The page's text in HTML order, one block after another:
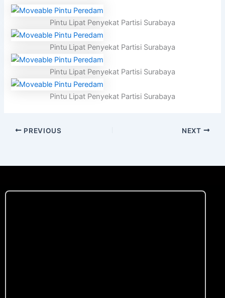
Pintu Lipat Penyekat Partisi Surabaya
Pintu Lipat Penyekat Partisi Surabaya
Pintu Lipat Penyekat Partisi Surabaya
Pintu Lipat Penyekat Partisi Surabaya
PREVIOUS NEXT